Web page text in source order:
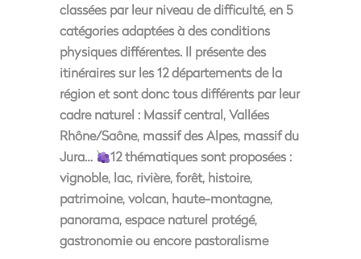
classées par leur niveau de difficulté, en 5
catégories adaptées à des conditions
physiques différentes. Il présente des
itinéraires sur les 12 départements de la
région et sont donc tous différents par leur
cadre naturel : Massif central, Vallées
Rhône/Saône, massif des Alpes, massif du
Jura…
12 thématiques sont proposées :
vignoble, lac, rivière, forêt, histoire,
patrimoine, volcan, haute-montagne,
panorama, espace naturel protégé,
gastronomie ou encore pastoralisme